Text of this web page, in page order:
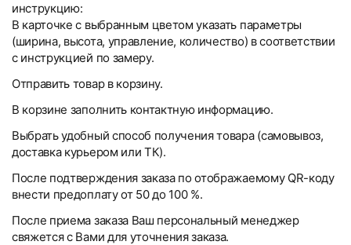
инструкцию:
В карточке с выбранным цветом указать параметры
(ширина, высота, управление, количество) в соответствии
с инструкцией по замеру.
Отправить товар в корзину.
В корзине заполнить контактную информацию.
Выбрать удобный способ получения товара (самовывоз,
доставка курьером или ТК).
После подтверждения заказа по отображаемому QR-коду
внести предоплату от 50 до 100 %.
После приема заказа Ваш персональный менеджер
свяжется с Вами для уточнения заказа.